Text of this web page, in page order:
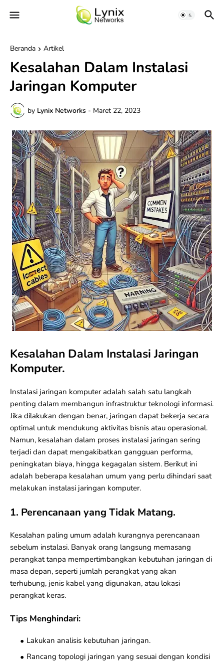
Beranda Artikel
Kesalahan Dalam Instalasi
Jaringan Komputer
by Lynix Networks - Maret 22, 2023
Kesalahan Dalam Instalasi Jaringan
Komputer.
Instalasi jaringan komputeradalah salah satu langkah
penting dalam membangun infrastruktur teknologi informasi.
Jika dilakukan dengan benar, jaringan dapat bekerja secara
optimal untuk mendukung aktivitas bisnis atau operasional.
Namun, kesalahan dalam proses instalasi jaringan sering
terjadi dan dapat mengakibatkan gangguan performa,
peningkatan biaya, hingga kegagalan sistem. Berikut ini
adalah beberapa kesalahan umum yang perlu dihindari saat
melakukan instalasi jaringan komputer.
1. Perencanaan yang Tidak Matang.
Kesalahan paling umum adalah kurangnya perencanaan
sebelum instalasi. Banyak orang langsung memasang
perangkat tanpa mempertimbangkan kebutuhan jaringan di
masa depan, seperti jumlah perangkat yang akan
terhubung, jenis kabel yang digunakan, atau lokasi
perangkat keras.
Tips Menghindari:
Lakukan analisis kebutuhan jaringan.
Rancang topologi jaringan yang sesuai dengan kondisi